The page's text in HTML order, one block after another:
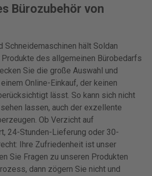
Bürozubehör von
Schneidemaschinen hält Soldan
des allgemeinen Bürobedarfs
Sie die große Auswahl und
Online-Einkauf, der keinen
lässt. So kann sich nicht
lassen, auch der exzellente
Ob Verzicht auf
24-Stunden-Lieferung oder 30-
Ihre Zufriedenheit ist unser
Sie Fragen zu unseren Produkten
dann zögern Sie nicht und